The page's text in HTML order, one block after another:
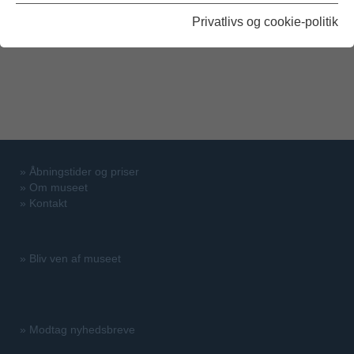
Privatlivs og cookie-politik
» Åbningstider og priser
» Om museet
» Kontakt
» Bliv ven af museet
» Modtag nyhedsbreve